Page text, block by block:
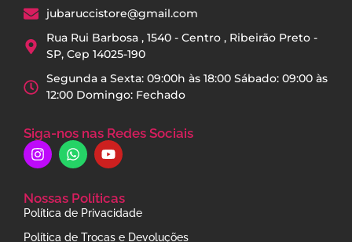
jubaruccistore@gmail.com
Rua Rui Barbosa , 1540 - Centro , Ribeirão Preto -
SP, Cep 14025-190
Segunda a Sexta: 09:00h às 18:00 Sábado: 09:00 às
12:00 Domingo: Fechado
Siga-nos nas Redes Sociais
Nossas Políticas
Política de Privacidade
Política de Trocas e Devoluções